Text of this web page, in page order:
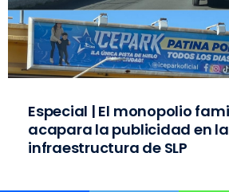
Especial | El monopolio
acapara la publicidad en la
infraestructura de SLP